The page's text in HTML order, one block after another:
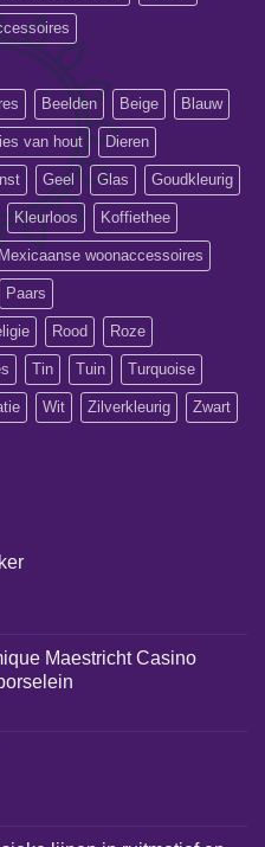
Beelden Beige Blauw
van hout Dieren
Geel Glas Goudkleurig
Kleurloos Koffiethee
Mexicaanse woonaccessoires
Paars
Rood Roze
Tin Tuin Turquoise
Wit Zilverkleurig Zwart
Maestricht Casino